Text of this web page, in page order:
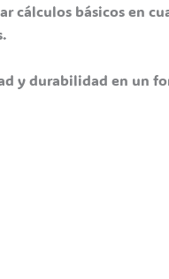
cálculos básicos en
y durabilidad en un